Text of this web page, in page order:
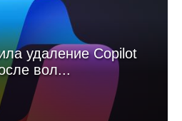
удаление Copilot
вол...